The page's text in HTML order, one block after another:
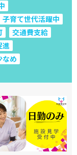
子育て世代活躍中
交通費支給
進
なめ